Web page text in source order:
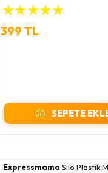
★★★★★
399 TL
SEPETE
Expressmama Silo Plastik